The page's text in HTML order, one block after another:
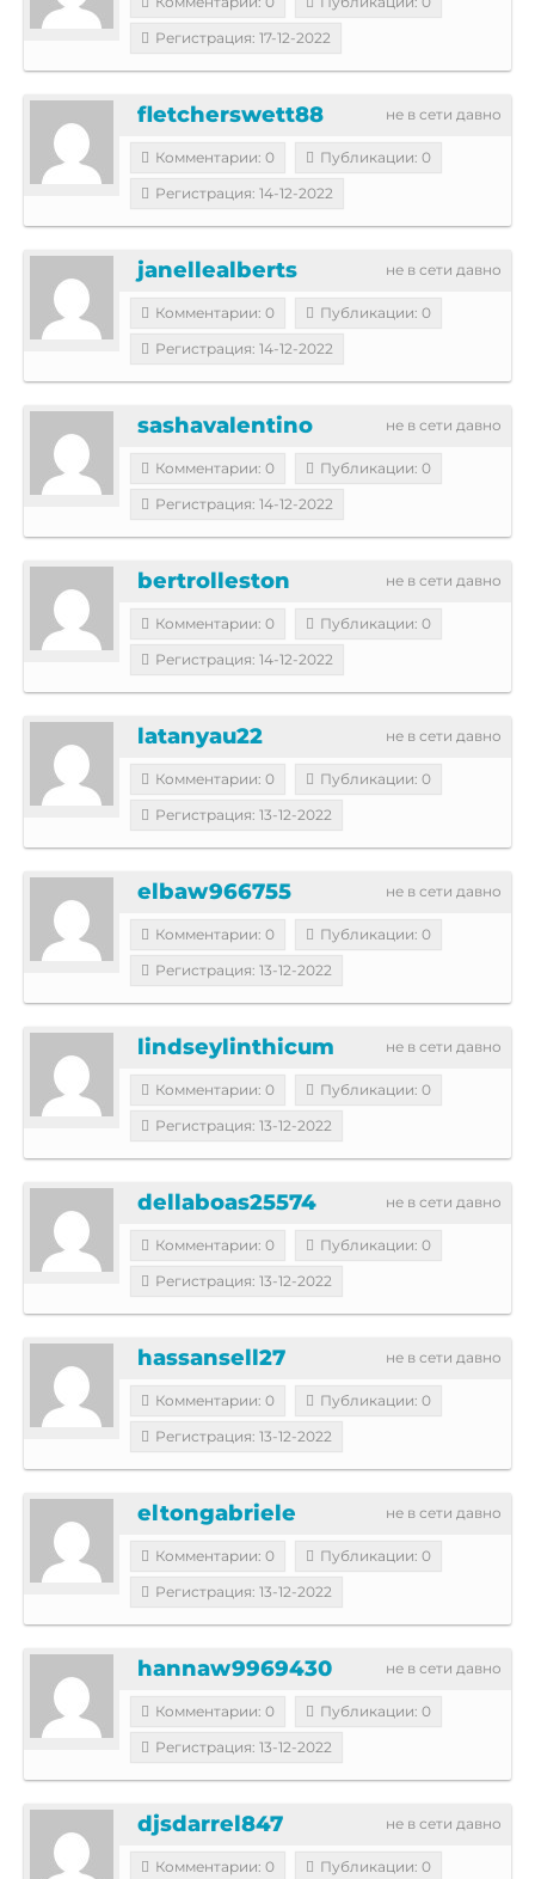
Регистрация: 17-12-2022
не в сети давно
fletcherswett88
Комментарии: 0
Публикации: 0
Регистрация: 14-12-2022
не в сети давно
janellealberts
Комментарии: 0
Публикации: 0
Регистрация: 14-12-2022
не в сети давно
sashavalentino
Комментарии: 0
Публикации: 0
Регистрация: 14-12-2022
не в сети давно
bertrolleston
Комментарии: 0
Публикации: 0
Регистрация: 14-12-2022
не в сети давно
latanyau22
Комментарии: 0
Публикации: 0
Регистрация: 13-12-2022
не в сети давно
elbaw966755
Комментарии: 0
Публикации: 0
Регистрация: 13-12-2022
не в сети давно
lindseylinthicum
Комментарии: 0
Публикации: 0
Регистрация: 13-12-2022
не в сети давно
dellaboas25574
Комментарии: 0
Публикации: 0
Регистрация: 13-12-2022
не в сети давно
hassansell27
Комментарии: 0
Публикации: 0
Регистрация: 13-12-2022
не в сети давно
eltongabriele
Комментарии: 0
Публикации: 0
Регистрация: 13-12-2022
не в сети давно
hannaw9969430
Комментарии: 0
Публикации: 0
Регистрация: 13-12-2022
не в сети давно
djsdarrel847
Комментарии: 0
Публикации: 0